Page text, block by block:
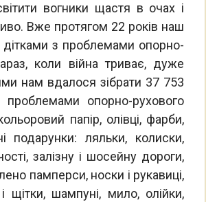
вогники щастя в очах і
Вже протягом 22 років наш
дітками з проблемами опорно-
коли війна триває, дуже
нам вдалося зібрати 37 753
опорно-рухового
папір, олівці, фарби,
подарунки: ляльки, колиски,
залізну і шосейну дороги,
памперси, носки і рукавиці,
щітки, шампуні, мило, олійки,